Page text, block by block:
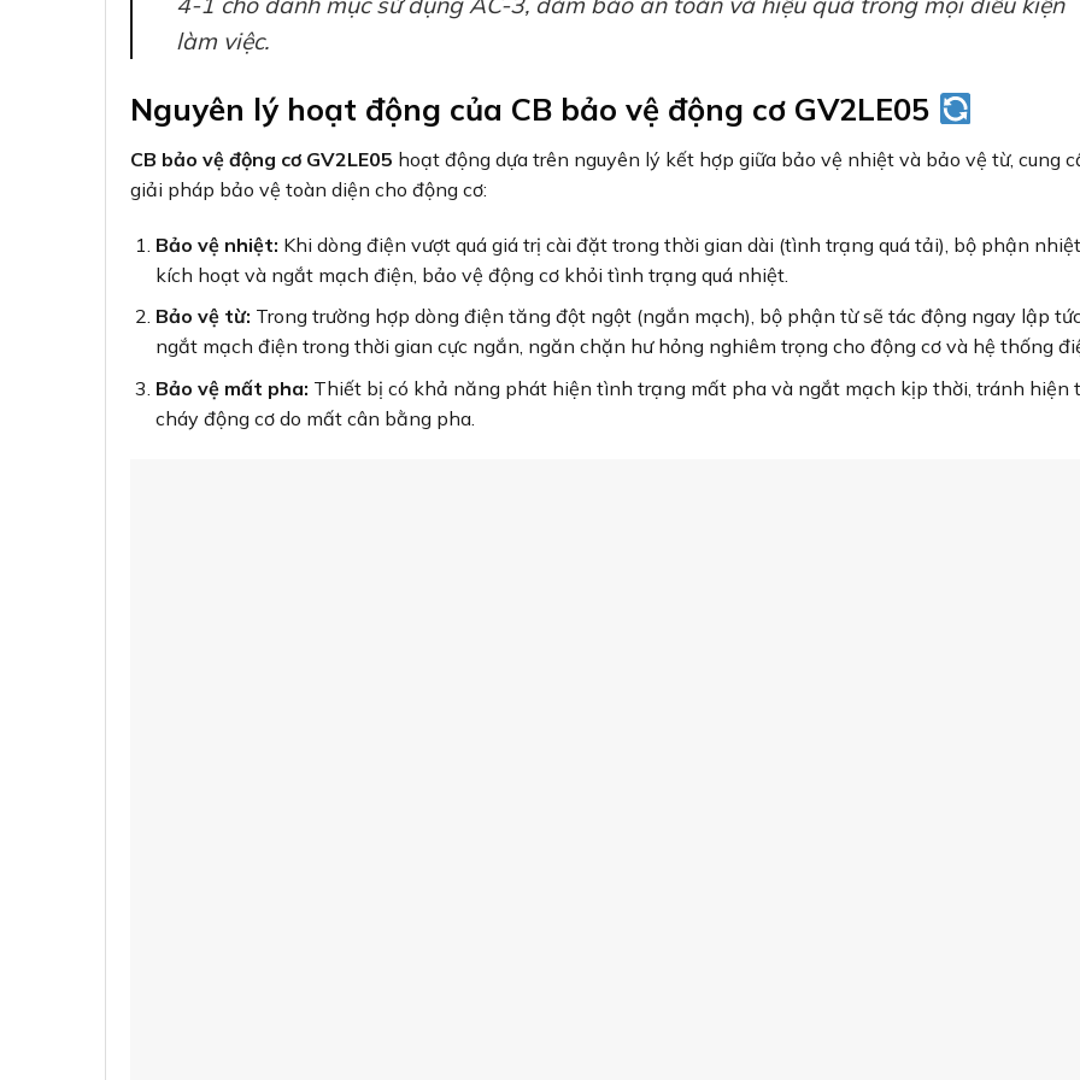
làm việc.
Nguyên lý hoạt động của CB bảo vệ động cơ GV2LE05
CB bảo vệ động cơ GV2LE05 hoạt động dựa trên nguyên lý kết hợp giữa bảo vệ nhiệt và bảo vệ từ, cung
giải pháp bảo vệ toàn diện cho động cơ:
Bảo vệ nhiệt: Khi dòng điện vượt quá giá trị cài đặt trong thời gian dài (tình trạng quá tải), bộ phận
kích hoạt và ngắt mạch điện, bảo vệ động cơ khỏi tình trạng quá nhiệt.
Bảo vệ từ: Trong trường hợp dòng điện tăng đột ngột (ngắn mạch), bộ phận từ sẽ tác động ngay lập
ngắt mạch điện trong thời gian cực ngắn, ngăn chặn hư hỏng nghiêm trọng cho động cơ và hệ thống
Bảo vệ mất pha: Thiết bị có khả năng phát hiện tình trạng mất pha và ngắt mạch kịp thời, tránh hiện
cháy động cơ do mất cân bằng pha.